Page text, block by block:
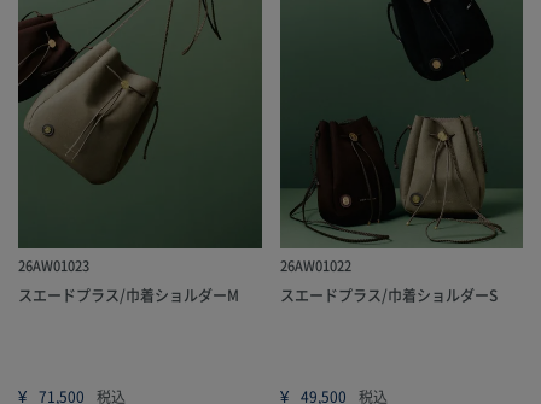
26AW01023
スエードプラス/巾着ショルダーM
¥ 71,500 税込
26AW01022
スエードプラス/巾着ショルダーS
¥ 49,500 税込